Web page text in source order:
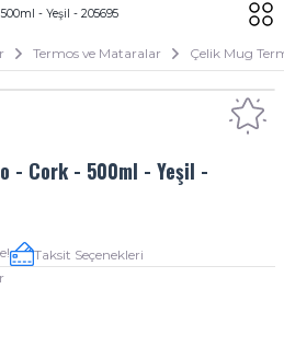
Termos ve Mataralar Çelik Mug
- Cork - 500ml - Yeşil -
Taksit Seçenekleri